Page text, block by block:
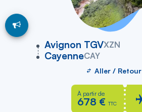
Avignon TGVXZN
vers
CayenneCAY
Aller / Retour
À partir de
678 € TTC